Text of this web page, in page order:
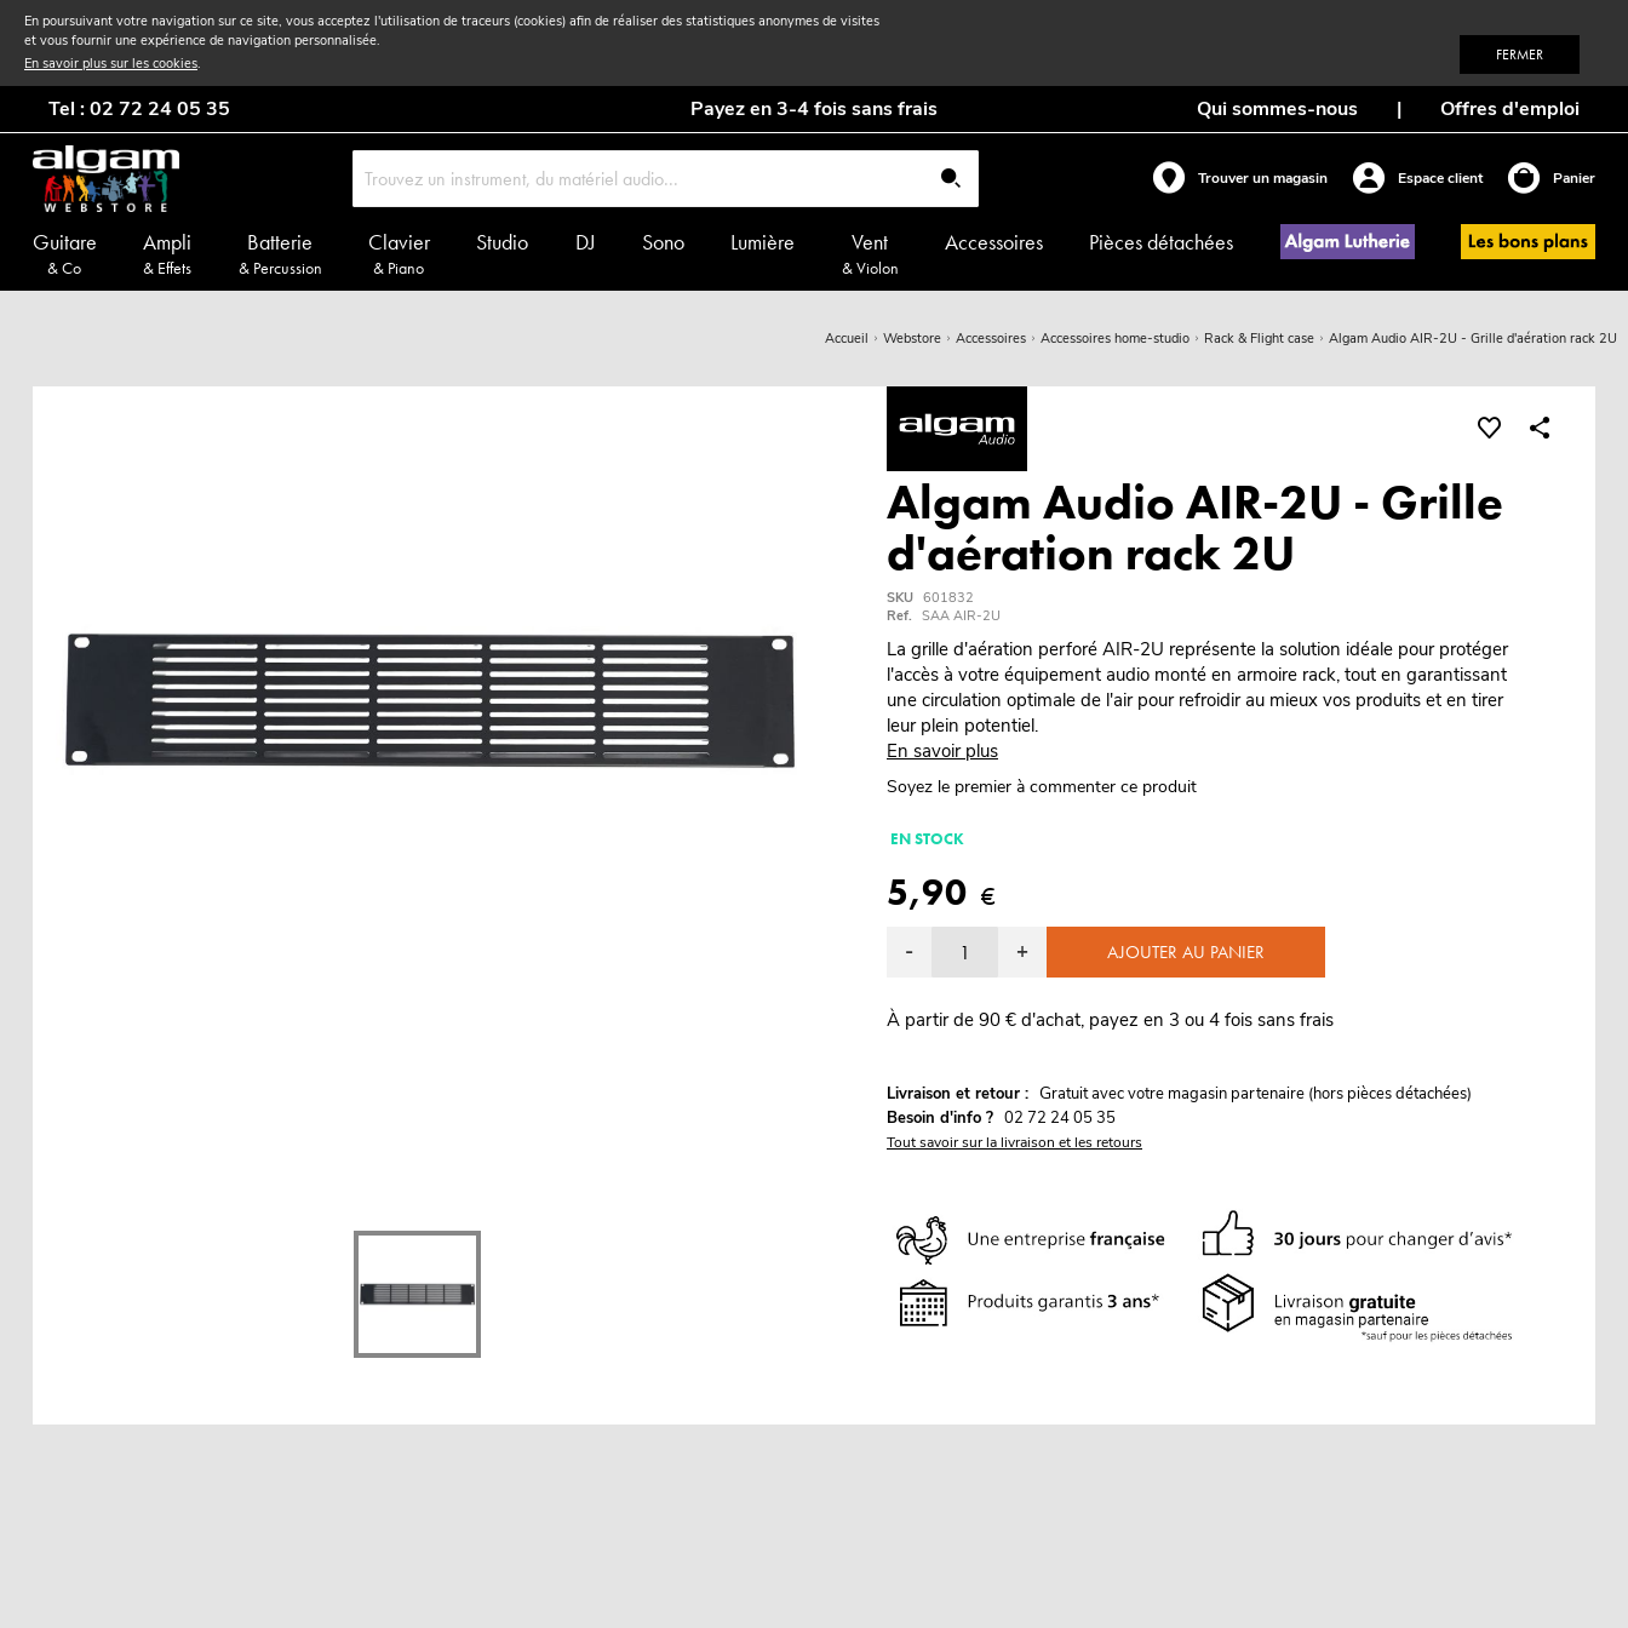
En poursuivant votre navigation sur ce site, vous acceptez l'utilisation de traceurs (cookies) afin de réaliser des statistiques anonymes de visites
et vous fournir une expérience de navigation personnalisée.
En savoir plus sur les cookies. FERMER
Tel : 02 72 24 05 35 Payez en 3-4 fois sans frais Qui sommes-nous | Offres d'emploi
Trouver un magasin Espace client Panier
Guitare
& Co
Ampli
& Effets
Batterie
& Percussion
Clavier
& Piano
Studio DJ Sono Lumière Vent
& Violon
Accessoires Pièces détachées
Accueil Webstore Accessoires Accessoires home-studio Rack & Flight case Algam Audio AIR-2U - Grille d'aération rack 2U
Algam Audio AIR-2U - Grille
d'aération rack 2U
SKU 601832
Ref. SAA AIR-2U
La grille d'aération perforé AIR-2U représente la solution idéale pour protéger
l'accès à votre équipement audio monté en armoire rack, tout en garantissant
une circulation optimale de l'air pour refroidir au mieux vos produits et en tirer
leur plein potentiel.
En savoir plus
Soyez le premier à commenter ce produit
EN STOCK
5,90 €
- + AJOUTER AU PANIER
À partir de 90 € d'achat, payez en 3 ou 4 fois sans frais
Livraison et retour : Gratuit avec votre magasin partenaire (hors pièces détachées)
Besoin d'info ? 02 72 24 05 35
Tout savoir sur la livraison et les retours